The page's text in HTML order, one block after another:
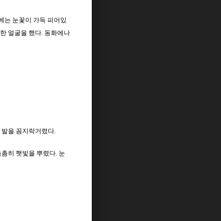
는 눈꽃이 가득 피어있
얼굴을 했다. 동화에나
을 꼼지락거렸다.
히 햇빛을 뿌렸다. 눈